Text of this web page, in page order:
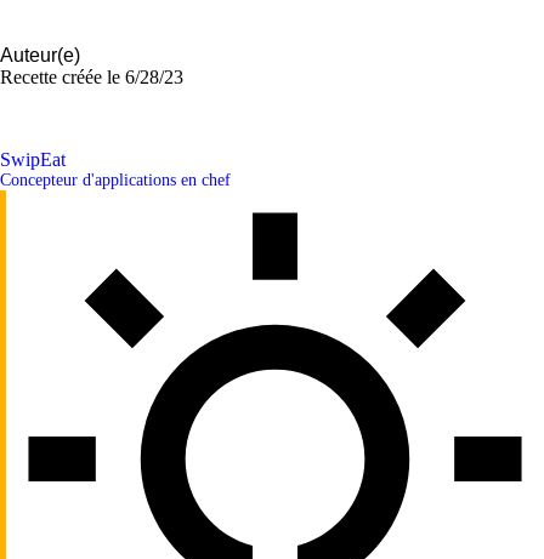
Auteur(e)
Recette créée le 6/28/23
SwipEat
Concepteur d'applications en chef